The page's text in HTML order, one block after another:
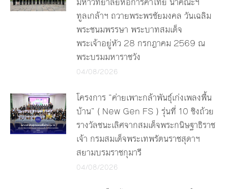
ทูลเกล้าฯ ถวายพระพรชัยมงคล วันเฉลิม
พระชนมพรรษา พระบาทสมเด็จ
พระเจ้าอยู่หัว 28 กรกฎาคม 2569 ณ
พระบรมมหาราชวัง
04/08/2026
โครงการ “ค่ายเพาะกล้าพันธุ์เก่งเพลงพื้น
บ้าน” ( New Gen FS ) รุ่นที่ 10 ชิงถ้วย
รางวัลชนะเลิศจากสมเด็จพระกนิษฐาธิราช
เจ้า กรมสมเด็จพระเทพรัตนราชสุดาฯ
สยามบรมราชกุมารี
04/08/2026